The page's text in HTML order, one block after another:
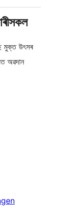
উৎসৰ
অৱদান